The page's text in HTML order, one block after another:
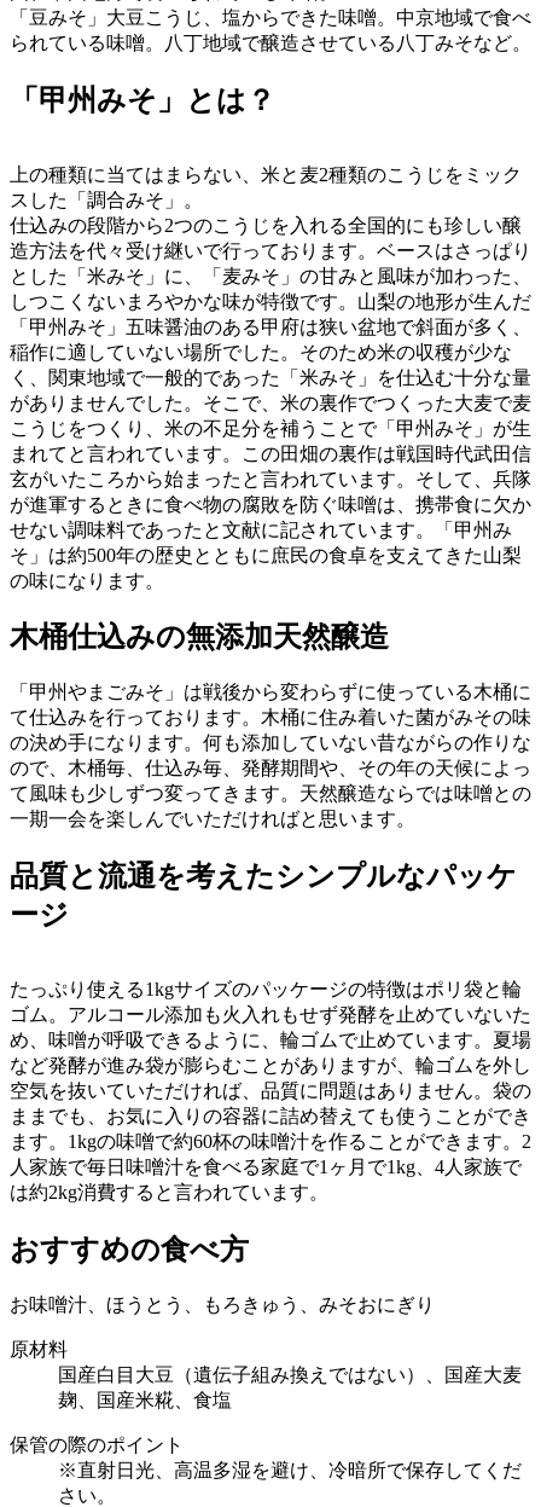
「豆みそ」大豆こうじ、塩からできた味噌。中京地域で食べ
られている味噌。八丁地域で醸造させている八丁みそなど。
「甲州みそ」とは？
上の種類に当てはまらない、米と麦2種類のこうじをミック
スした「調合みそ」。
仕込みの段階から2つのこうじを入れる全国的にも珍しい醸
造方法を代々受け継いで行っております。ベースはさっぱり
とした「米みそ」に、「麦みそ」の甘みと風味が加わった、
しつこくないまろやかな味が特徴です。山梨の地形が生んだ
「甲州みそ」五味醤油のある甲府は狭い盆地で斜面が多く、
稲作に適していない場所でした。そのため米の収穫が少な
く、関東地域で一般的であった「米みそ」を仕込む十分な量
がありませんでした。そこで、米の裏作でつくった大麦で麦
こうじをつくり、米の不足分を補うことで「甲州みそ」が生
まれてと言われています。この田畑の裏作は戦国時代武田信
玄がいたころから始まったと言われています。そして、兵隊
が進軍するときに食べ物の腐敗を防ぐ味噌は、携帯食に欠か
せない調味料であったと文献に記されています。「甲州み
そ」は約500年の歴史とともに庶民の食卓を支えてきた山梨
の味になります。
木桶仕込みの無添加天然醸造
「甲州やまごみそ」は戦後から変わらずに使っている木桶に
て仕込みを行っております。木桶に住み着いた菌がみその味
の決め手になります。何も添加していない昔ながらの作りな
ので、木桶毎、仕込み毎、発酵期間や、その年の天候によっ
て風味も少しずつ変ってきます。天然醸造ならでは味噌との
一期一会を楽しんでいただければと思います。
品質と流通を考えたシンプルなパッケ
ージ
たっぷり使える1kgサイズのパッケージの特徴はポリ袋と輪
ゴム。アルコール添加も火入れもせず発酵を止めていないた
め、味噌が呼吸できるように、輪ゴムで止めています。夏場
など発酵が進み袋が膨らむことがありますが、輪ゴムを外し
空気を抜いていただければ、品質に問題はありません。袋の
ままでも、お気に入りの容器に詰め替えても使うことができ
ます。1kgの味噌で約60杯の味噌汁を作ることができます。2
人家族で毎日味噌汁を食べる家庭で1ヶ月で1kg、4人家族で
は約2kg消費すると言われています。
おすすめの食べ方
お味噌汁、ほうとう、もろきゅう、みそおにぎり
原材料
国産白目大豆（遺伝子組み換えではない）、国産大麦
麹、国産米糀、食塩
保管の際のポイント
※直射日光、高温多湿を避け、冷暗所で保存してくだ
さい。